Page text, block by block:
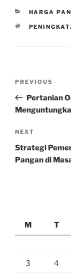
HARGA
TAGS
Previous
Post
PREVIOUS
Pertanian
Next
Post
NEXT
Strategi
Pangan di
M
T
3 4